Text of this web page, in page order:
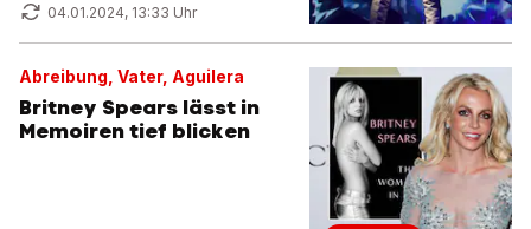
04.01.2024, 13:33 Uhr
Abreibung, Vater, Aguilera
Britney Spears lässt in
Memoiren tief blicken